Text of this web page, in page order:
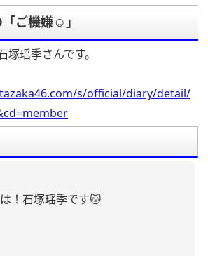
ご機嫌☺︎」
瑶季さんです。
s/official/diary/detail/
！石塚瑶季です🐱